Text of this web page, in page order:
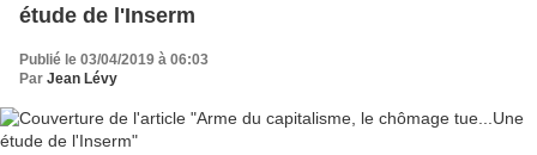
étude de l'Inserm
Publié le 03/04/2019 à 06:03
Par Jean Lévy